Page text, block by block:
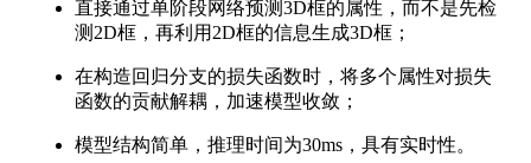
直接通过单阶段网络预测3D框的属性，而不是先检
测2D框，再利用2D框的信息生成3D框；
在构造回归分支的损失函数时，将多个属性对损失
函数的贡献解耦，加速模型收敛；
模型结构简单，推理时间为30ms，具有实时性。